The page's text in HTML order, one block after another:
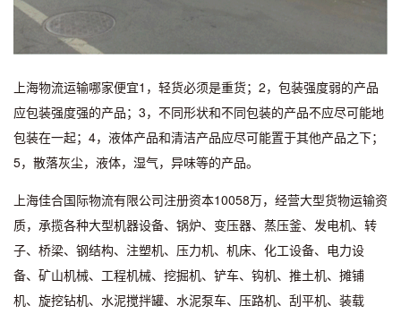
上海物流运输哪家便宜1，轻货必须是重货；2，包装强度弱的产品
应包装强度强的产品；3，不同形状和不同包装的产品不应尽可能地
包装在一起；4，液体产品和清洁产品应尽可能置于其他产品之下；
5，散落灰尘，液体，湿气，异味等的产品。
上海佳合国际物流有限公司注册资本10058万，经营大型货物运输资
质，承揽各种大型机器设备、锅炉、变压器、蒸压釜、发电机、转
子、桥梁、钢结构、注塑机、压力机、机床、化工设备、电力设
备、矿山机械、工程机械、挖掘机、铲车、钩机、推土机、摊铺
机、旋挖钻机、水泥搅拌罐、水泥泵车、压路机、刮平机、装载